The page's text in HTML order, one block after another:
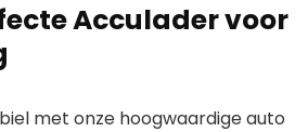
Acculader voor
met onze hoogwaardige auto